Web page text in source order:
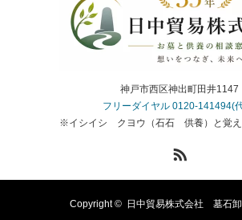
神戸市西区神出町田井1147
フリーダイヤル 0120-141494(
※イシイシ クヨウ（石石 供養）と覚え
Copyright © 日中貿易株式会社 墓石